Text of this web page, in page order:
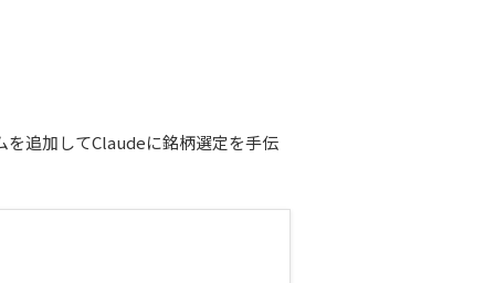
を追加してClaudeに銘柄選定を手伝